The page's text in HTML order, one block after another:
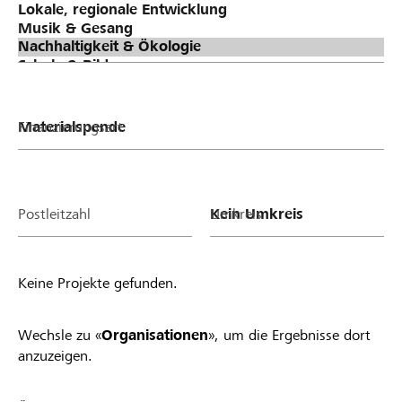
Finanzierungsart
Postleitzahl Umkreis
Keine Projekte gefunden.
Wechsle zu «Organisationen», um die Ergebnisse dort
anzuzeigen.